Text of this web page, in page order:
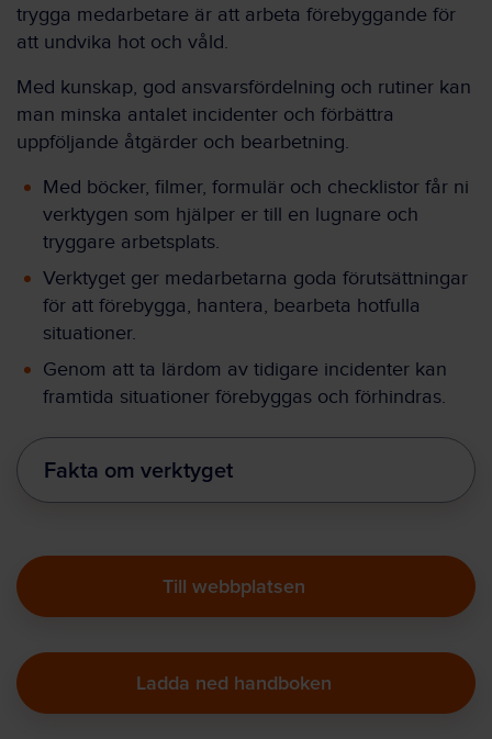
trygga medarbetare är att arbeta förebyggande för
att undvika hot och våld.
Med kunskap, god ansvarsfördelning och rutiner kan
man minska antalet incidenter och förbättra
uppföljande åtgärder och bearbetning.
Med böcker, filmer, formulär och checklistor får ni
verktygen som hjälper er till en lugnare och
tryggare arbetsplats.
Verktyget ger medarbetarna goda förutsättningar
för att förebygga, hantera, bearbeta hotfulla
situationer.
Genom att ta lärdom av tidigare incidenter kan
framtida situationer förebyggas och förhindras.
Fakta om verktyget
Till webbplatsen
Ladda ned handboken